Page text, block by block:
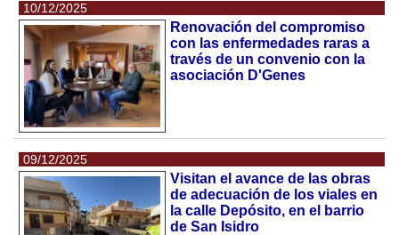
10/12/2025
Renovación del compromiso
con las enfermedades raras a
través de un convenio con la
asociación D'Genes
09/12/2025
Visitan el avance de las obras
de adecuación de los viales en
la calle Depósito, en el barrio
de San Isidro